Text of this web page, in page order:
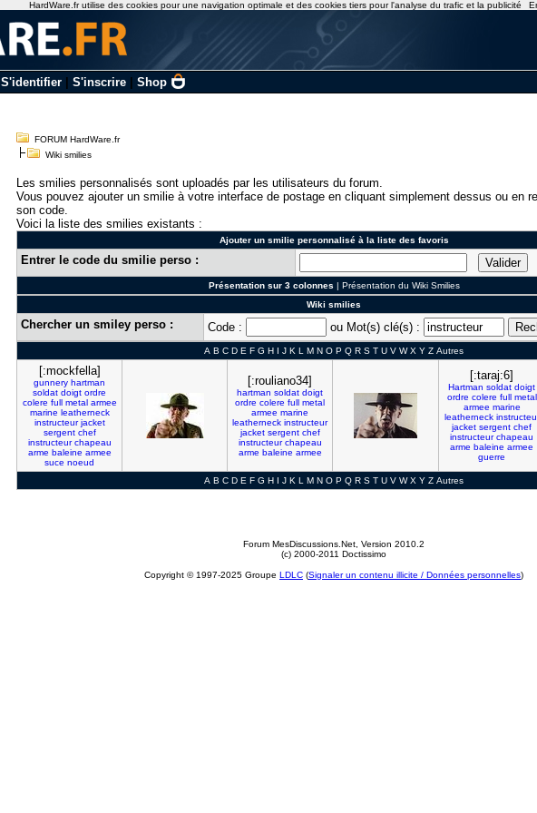
S'identifier| S'inscrire| Shop
FORUM HardWare.fr
Wiki smilies
Les smilies personnalisés sont uploadés par les utilisateurs du forum.
Vous pouvez ajouter un smilie à votre interface de postage en cliquant simplement dessus ou en
son code.
Voici la liste des smilies existants :
Ajouter un smilie personnalisé à la liste des favoris
Entrer le code du smilie perso :
Présentation sur 3 colonnes | Présentation du Wiki Smilies
Wiki smilies
Chercher un smiley perso : Code : ou Mot(s) clé(s) :
A B C D E F G H I J K L M N O P Q R S T U V W X Y Z Autres
[:mockfella]
gunnery hartman
soldat doigt ordre
colere full metal armee
marine leatherneck
instructeur jacket
sergent chef
instructeur chapeau
arme baleine armee
suce noeud
[:rouliano34]
hartman soldat doigt
ordre colere full metal
armee marine
leatherneck instructeur
jacket sergent chef
instructeur chapeau
arme baleine armee
[:taraj:6]
Hartman soldat doigt
ordre colere full metal
armee marine
leatherneck
jacket sergent chef
instructeur chapeau
arme baleine armee
guerre
A B C D E F G H I J K L M N O P Q R S T U V W X Y Z Autres
Forum MesDiscussions.Net , Version 2010.2
(c) 2000-2011 Doctissimo
Copyright © 1997-2025 Groupe LDLC (Signaler un contenu illicite / Données personnelles)
HardWare.fr utilise des cookies pour une navigation optimale et des cookies tiers pour l'analyse du trafic et la publicité